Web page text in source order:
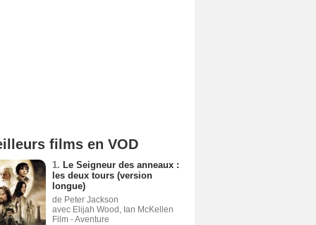
films en VOD
1. Le Seigneur des anneaux :
les deux tours (version
longue)
de Peter Jackson
avec Elijah Wood, Ian McKellen
Film - Aventure